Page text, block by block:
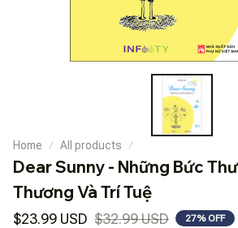
Home All products
Dear Sunny - Những Bức
Thương Và Trí Tuệ
$23.99 USD $32.99 USD 27% OFF